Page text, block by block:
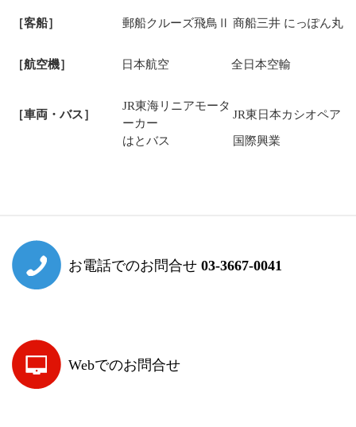
［客船］ 郵船クルーズ飛鳥Ⅱ 商船三井 にっぽん丸
［航空機］ 日本航空 全日本空輸
［車両・バス］
JR東海リニアモータ
ーカー
JR東日本カシオペア
はとバス
国際興業
お電話でのお問合せ 03-3667-0041
Webでのお問合せ